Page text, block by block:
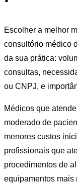
Escolher a melhor
consultório médico
da sua prática:
consultas,
ou CNPJ, e
Médicos que
moderado de
menores custos
profissionais que
procedimentos de
equipamentos mais